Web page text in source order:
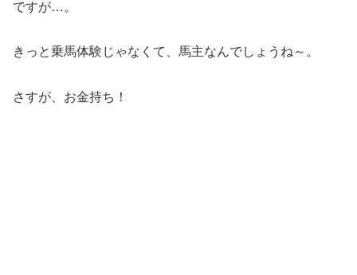
ですが…。
きっと乗馬体験じゃなくて、馬主なんでしょうね～。
さすが、お金持ち！